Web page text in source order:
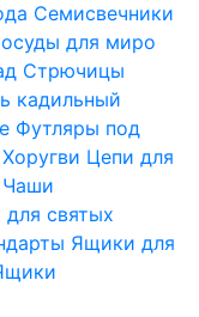
Семисвечники
для миро
Стрючицы
кадильный
Футляры под
Хоругви Цепи для
Чаши
святых
Ящики для